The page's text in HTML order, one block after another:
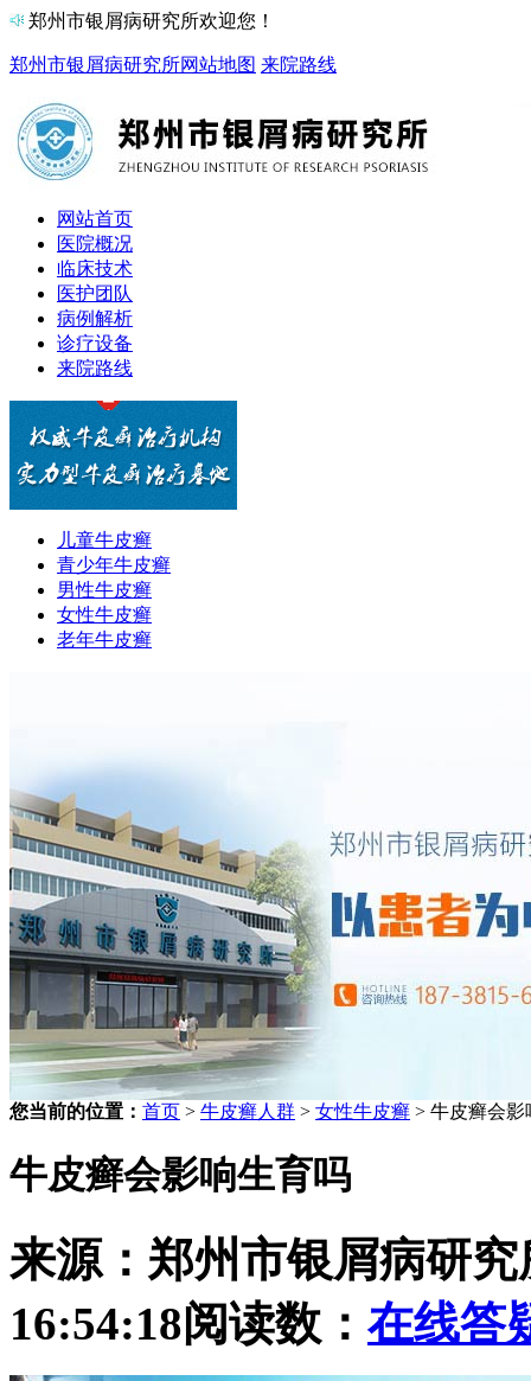
郑州市银屑病研究所欢迎您！
郑州市银屑病研究所网站地图 来院路线
网站首页
医院概况
临床技术
医护团队
病例解析
诊疗设备
来院路线
儿童牛皮癣
青少年牛皮癣
男性牛皮癣
女性牛皮癣
老年牛皮癣
您当前的位置： 首页 > 牛皮癣人群 > 女性牛皮癣 > 牛皮癣会影
牛皮癣会影响生育吗
来源：郑州市银屑病研究
16:54:18阅读数： 在线答